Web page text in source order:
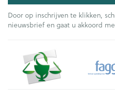
Door op inschrijven te klikken,
nieuwsbrief en gaat u akkoord